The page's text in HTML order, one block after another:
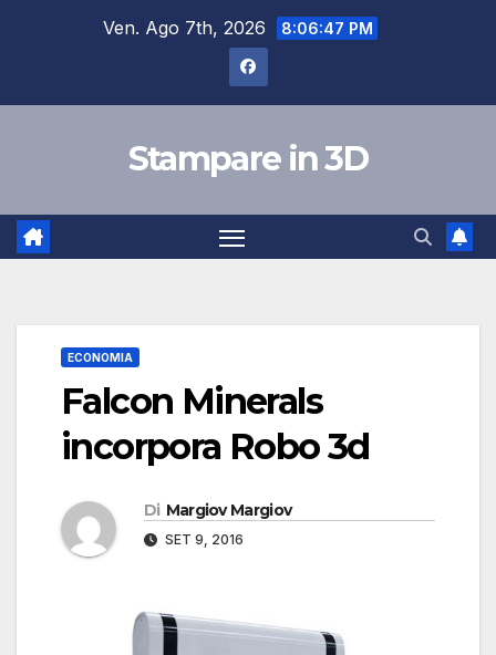
Ven. Ago 7th, 2026 8:06:48 PM
Stampare in 3D
ECONOMIA
Falcon Minerals
incorpora Robo 3d
Di Margiov Margiov
SET 9, 2016